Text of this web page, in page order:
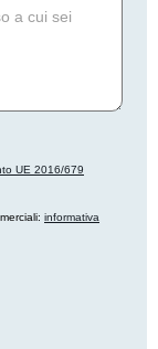
UE 2016/679
informativa